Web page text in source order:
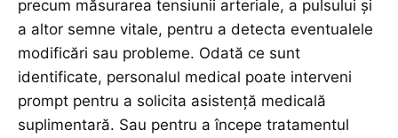
precum măsurarea tensiunii arteriale, a pulsului și
a altor semne vitale, pentru a detecta eventualele
modificări sau probleme. Odată ce sunt
identificate, personalul medical poate interveni
prompt pentru a solicita asistență medicală
suplimentară. Sau pentru a începe tratamentul